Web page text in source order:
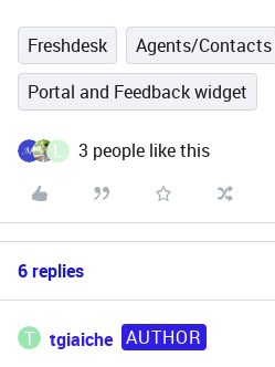
Freshdesk
Agents/Contacts
Portal and Feedback widget
L 3 people like this
6 replies
T tgiaiche AUTHOR